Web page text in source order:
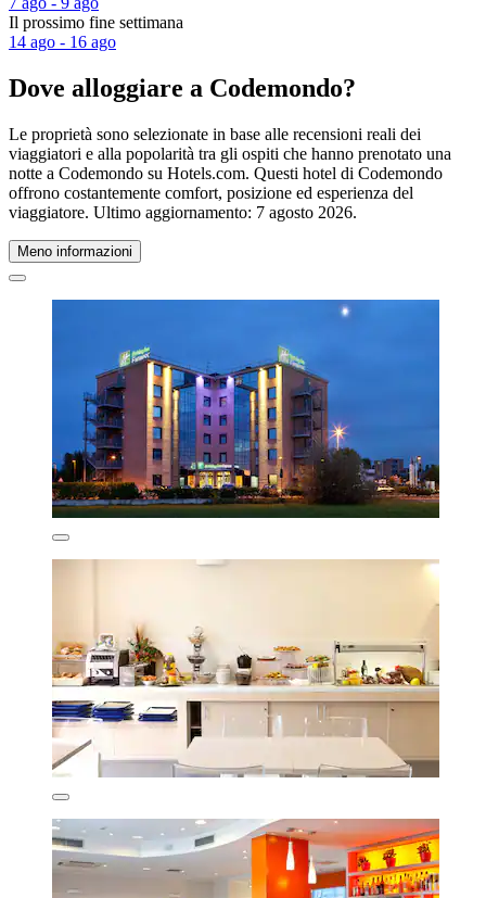
Il prossimo fine settimana
14 ago - 16 ago
Dove alloggiare a Codemondo?
Le proprietà sono selezionate in base alle recensioni reali dei
viaggiatori e alla popolarità tra gli ospiti che hanno prenotato una
notte a Codemondo su Hotels.com. Questi hotel di Codemondo
offrono costantemente comfort, posizione ed esperienza del
viaggiatore. Ultimo aggiornamento: 7 agosto 2026.
Meno informazioni